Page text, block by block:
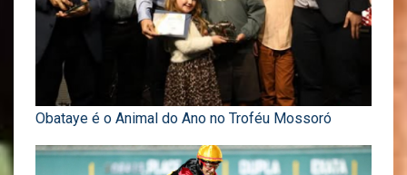
Obataye é o Animal do Ano no Troféu Mossoró